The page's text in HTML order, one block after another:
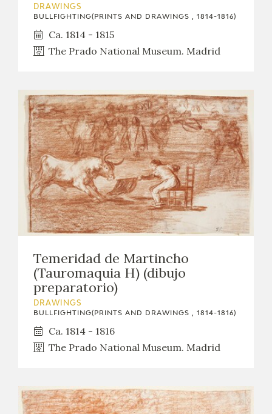
DRAWINGS
BULLFIGHTING(PRINTS AND DRAWINGS , 1814-1816)
Ca. 1814 - 1815
The Prado National Museum. Madrid
Temeridad de Martincho
(Tauromaquia H) (dibujo
preparatorio)
DRAWINGS
BULLFIGHTING(PRINTS AND DRAWINGS , 1814-1816)
Ca. 1814 - 1816
The Prado National Museum. Madrid